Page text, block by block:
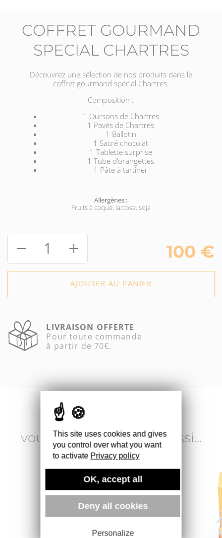
COFFRET GOURMAND
SPECIAL CHARTRES
Découvrez une sélection de nos produits dans le
coffret gourmand spécial Chartres.
Composition :
1 Oursons de Chartres
1 Pavés de Chartres
1 Ballotin
1 Sacré chocolat
1 Tablette surprise
1 Tube d’orangettes
1 Pâte à tartiner
Allergènes :
Fruits à coque, lactose, soja
1 100 €
AJOUTER AU PANIER
LIVRAISON OFFERTE
Pour toute commande
à partir de 70€.
Delphine & Benoit
vous recommandent aussi...
This site uses cookies and gives
you control over what you want
to activate Privacy policy
OK, accept all
Deny all cookies
Personalize